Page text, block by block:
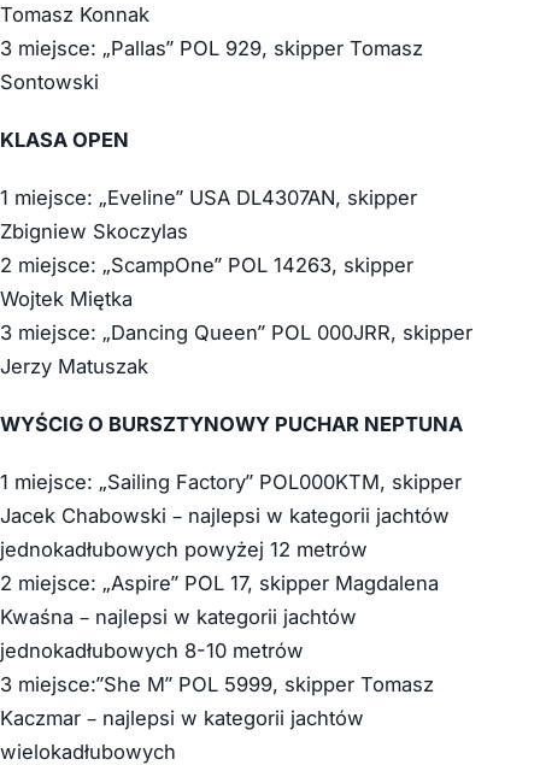
Tomasz Konnak
3 miejsce: „Pallas” POL 929, skipper Tomasz
Sontowski
KLASA OPEN
1 miejsce: „Eveline” USA DL4307AN, skipper
Zbigniew Skoczylas
2 miejsce: „ScampOne” POL 14263, skipper
Wojtek Miętka
3 miejsce: „Dancing Queen” POL 000JRR, skipper
Jerzy Matuszak
WYŚCIG O BURSZTYNOWY PUCHAR NEPTUNA
1 miejsce: „Sailing Factory” POL000KTM, skipper
Jacek Chabowski – najlepsi w kategorii jachtów
jednokadłubowych powyżej 12 metrów
2 miejsce: „Aspire” POL 17, skipper Magdalena
Kwaśna – najlepsi w kategorii jachtów
jednokadłubowych 8-10 metrów
3 miejsce:”She M” POL 5999, skipper Tomasz
Kaczmar – najlepsi w kategorii jachtów
wielokadłubowych